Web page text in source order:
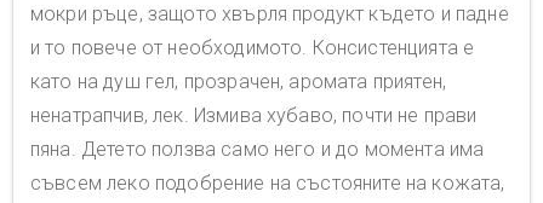
мокри ръце, защото хвърля продукт където и падне
и то повече от необходимото. Консистенцията е
като на душ гел, прозрачен, аромата приятен,
ненатрапчив, лек. Измива хубаво, почти не прави
пяна. Детето ползва само него и до момента има
съвсем леко подобрение на състояните на кожата,